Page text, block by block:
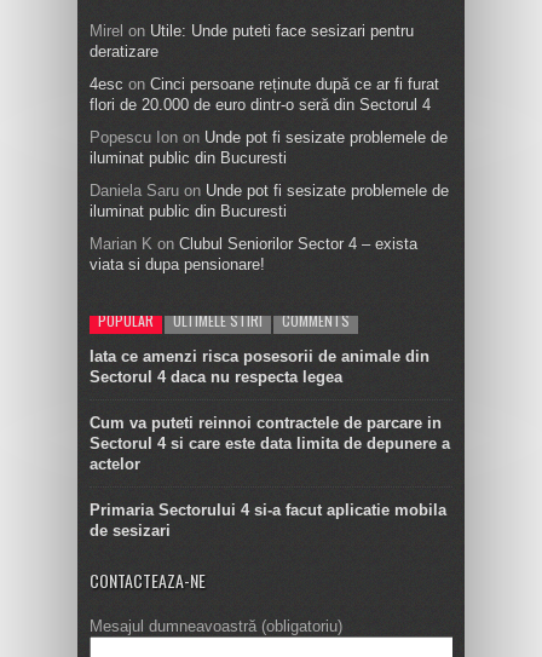
Mirel on Utile: Unde puteti face sesizari pentru
deratizare
4esc on Cinci persoane reținute după ce ar fi furat
flori de 20.000 de euro dintr-o seră din Sectorul 4
Popescu Ion on Unde pot fi sesizate problemele de
iluminat public din Bucuresti
Daniela Saru on Unde pot fi sesizate problemele de
iluminat public din Bucuresti
Marian K on Clubul Seniorilor Sector 4 – exista
viata si dupa pensionare!
POPULAR ULTIMELE STIRI COMMENTS
Iata ce amenzi risca posesorii de animale din
Sectorul 4 daca nu respecta legea
Cum va puteti reinnoi contractele de parcare in
Sectorul 4 si care este data limita de depunere a
actelor
Primaria Sectorului 4 si-a facut aplicatie mobila
de sesizari
CONTACTEAZA-NE
Mesajul dumneavoastră (obligatoriu)